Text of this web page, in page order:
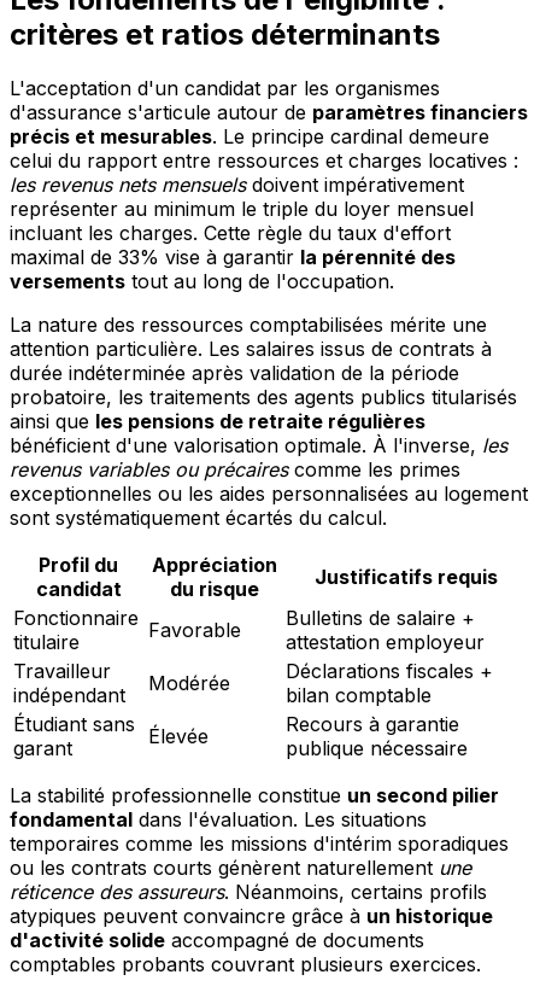
critères et ratios déterminants
L'acceptation d'un candidat par les organismes
d'assurance s'articule autour de paramètres financiers
précis et mesurables. Le principe cardinal demeure
celui du rapport entre ressources et charges locatives :
les revenus nets mensuelsdoivent impérativement
représenter au minimum le triple du loyer mensuel
incluant les charges. Cette règle du taux d'effort
maximal de 33% vise à garantir la pérennité des
versements tout au long de l'occupation.
La nature des ressources comptabilisées mérite une
attention particulière. Les salaires issus de contrats à
durée indéterminée après validation de la période
probatoire, les traitements des agents publics titularisés
ainsi que les pensions de retraite régulières
bénéficient d'une valorisation optimale. À l'inverse, les
revenus variables ou précairescomme les primes
exceptionnelles ou les aides personnalisées au logement
sont systématiquement écartés du calcul.
Profil du
candidat
Appréciation
du risque
Justificatifs requis
Fonctionnaire
titulaire
Favorable
Bulletins de salaire +
attestation employeur
Travailleur
indépendant
Modérée
Déclarations fiscales +
bilan comptable
Étudiant sans
garant
Élevée
Recours à garantie
publique nécessaire
La stabilité professionnelle constitue un second pilier
fondamental dans l'évaluation. Les situations
temporaires comme les missions d'intérim sporadiques
ou les contrats courts génèrent naturellement une
réticence des assureurs. Néanmoins, certains profils
atypiques peuvent convaincre grâce à un historique
d'activité solide accompagné de documents
comptables probants couvrant plusieurs exercices.